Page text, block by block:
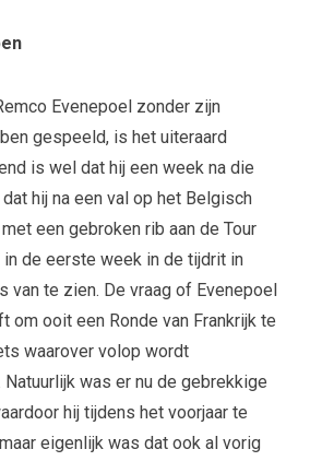
Evenepoel zonder zijn
gespeeld, is het uiteraard
is wel dat hij een week na die
hij na een val op het Belgisch
een gebroken rib aan de Tour
in de eerste week in de tijdrit in
van te zien. De vraag of Evenepoel
om ooit een Ronde van Frankrijk te
waarover volop wordt
was er nu de gebrekkige
hij tijdens het voorjaar te
eigenlijk was dat ook al vorig